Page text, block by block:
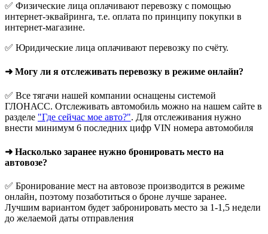
✅ Физические лица оплачивают перевозку с помощью
интернет-эквайринга, т.е. оплата по принципу покупки в
интернет-магазине.
✅ Юридические лица оплачивают перевозку по счёту.
➜ Могу ли я отслеживать перевозку в режиме онлайн?
✅ Все тягачи нашей компании оснащены системой
ГЛОНАСС. Отслеживать автомобиль можно на нашем сайте в
разделе "Где сейчас мое авто?". Для отслеживания нужно
внести минимум 6 последних цифр VIN номера автомобиля
➜ Насколько заранее нужно бронировать место на
автовозе?
✅ Бронирование мест на автовозе производится в режиме
онлайн, поэтому позаботиться о броне лучше заранее.
Лучшим вариантом будет забронировать место за 1-1,5 недели
до желаемой даты отправления